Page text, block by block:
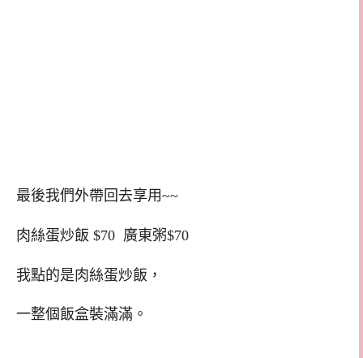
最後我們外帶回去享用~~
肉絲蛋炒飯 $70 廣東粥$70
我點的是肉絲蛋炒飯，
一整個飯盒裝滿滿。